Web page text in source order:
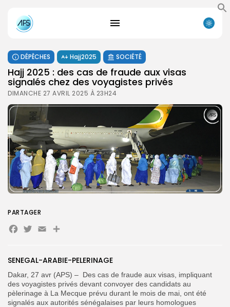
Search
for:
FR
DÉPÊCHES Hajj2025 SOCIÉTÉ
Hajj 2025 : des cas de fraude aux visas
signalés chez des voyagistes privés
DIMANCHE 27 AVRIL 2025 À 23H24
SENEGAL-ARABIE-PELERINAGE
Dakar, 27 avr (APS) – Des cas de fraude aux visas, impliquant
des voyagistes privés devant convoyer des candidats au
pèlerinage à La Mecque prévu durant le mois de mai, ont été
signalés aux autorités sénégalaises par leurs homologues
PARTAGER
Facebook
Twitter
EmailPartager